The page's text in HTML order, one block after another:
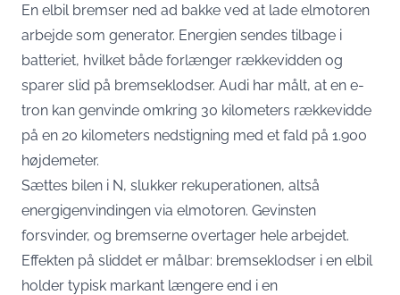
En elbil bremser ned ad bakke ved at lade elmotoren
arbejde som generator. Energien sendes tilbage i
batteriet, hvilket både forlænger rækkevidden og
sparer slid på bremseklodser. Audi har målt, at en e-
tron kan genvinde omkring 30 kilometers rækkevidde
på en 20 kilometers nedstigning med et fald på 1.900
højdemeter.
Sættes bilen i N, slukker rekuperationen, altså
energigenvindingen via elmotoren. Gevinsten
forsvinder, og bremserne overtager hele arbejdet.
Effekten på sliddet er målbar: bremseklodser i en elbil
holder typisk markant længere end i en